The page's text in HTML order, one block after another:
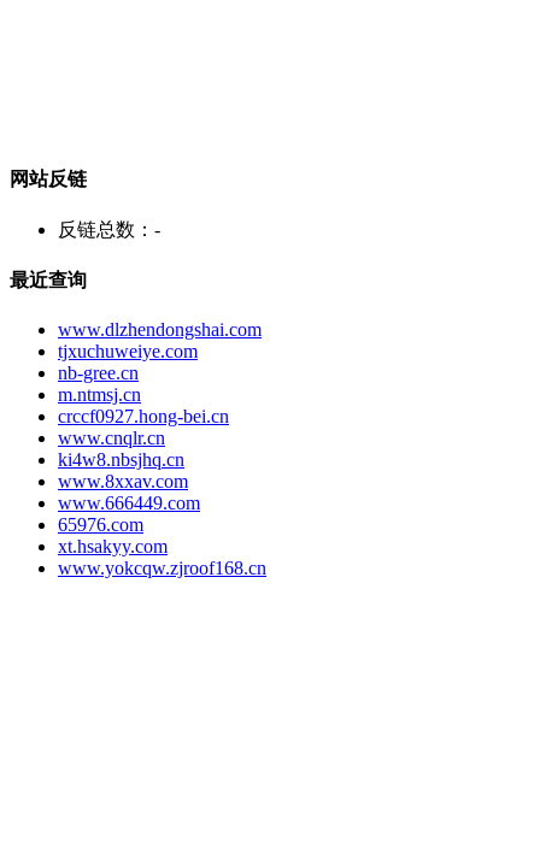
网站反链
反链总数： -
最近查询
www.dlzhendongshai.com
tjxuchuweiye.com
nb-gree.cn
m.ntmsj.cn
crccf0927.hong-bei.cn
www.cnqlr.cn
ki4w8.nbsjhq.cn
www.8xxav.com
www.666449.com
65976.com
xt.hsakyy.com
www.yokcqw.zjroof168.cn